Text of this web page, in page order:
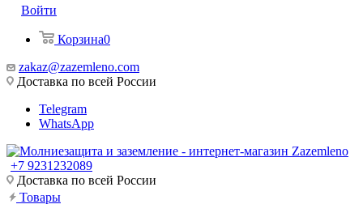
Войти
Корзина0
zakaz@zazemleno.com
Доставка по всей России
Telegram
WhatsApp
+7 9231232089
Доставка по всей России
Товары